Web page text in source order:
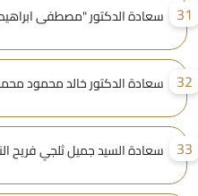
سعادة الدكتور "مصطفى
سعادة الدكتور خالد محمود محمد
سعادة السيد جميل ثلجي فريح